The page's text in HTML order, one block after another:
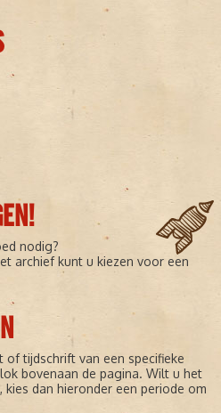
nodig?
archief kunt u kiezen voor een
of tijdschrift van een specifieke
bovenaan de pagina. Wilt u het
dan hieronder een periode om